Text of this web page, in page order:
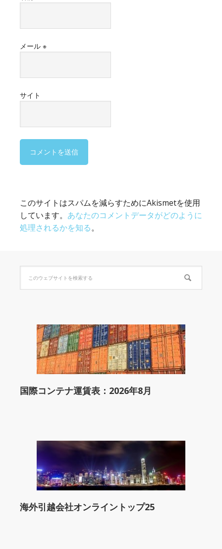
メール ※
サイト
このサイトはスパムを減らすためにAkismetを使用
しています。 あなたのコメントデータがどのように
処理されるかを知る。
国際コンテナ運賃表：2026年8月
海外引越会社オンライントップ25